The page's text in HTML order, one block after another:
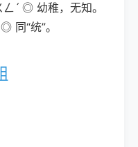
ˊ ◎ 幼稚，无知。
同“统”。